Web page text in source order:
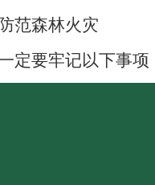
防范森林火灾
定要牢记以下事项